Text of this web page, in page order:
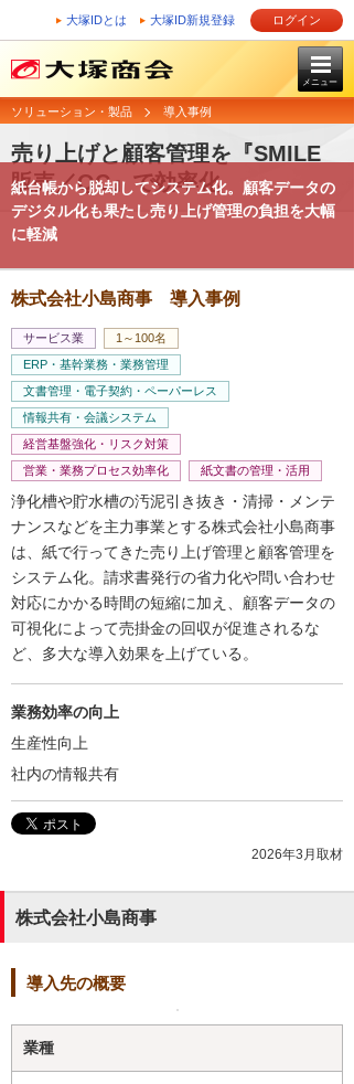
大塚IDとは 大塚ID新規登録 ログイン
メニュー
ソリューション・製品 導入事例
売り上げと顧客管理を『SMILE
販売／QC』で効率化
紙台帳から脱却してシステム化。顧客データの
デジタル化も果たし売り上げ管理の負担を大幅
に軽減
株式会社小島商事 導入事例
サービス業
1～100名
ERP・基幹業務・業務管理
文書管理・電子契約・ペーパーレス
情報共有・会議システム
経営基盤強化・リスク対策
営業・業務プロセス効率化
紙文書の管理・活用
浄化槽や貯水槽の汚泥引き抜き・清掃・メンテ
ナンスなどを主力事業とする株式会社小島商事
は、紙で行ってきた売り上げ管理と顧客管理を
システム化。請求書発行の省力化や問い合わせ
対応にかかる時間の短縮に加え、顧客データの
可視化によって売掛金の回収が促進されるな
ど、多大な導入効果を上げている。
業務効率の向上
生産性向上
社内の情報共有
2026年3月取材
株式会社小島商事
導入先の概要
業種